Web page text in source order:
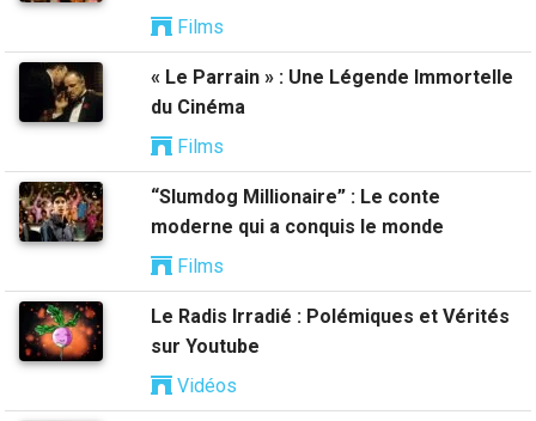
Films
« Le Parrain » : Une Légende Immortelle
du Cinéma
Films
“Slumdog Millionaire” : Le conte
moderne qui a conquis le monde
Films
Le Radis Irradié : Polémiques et Vérités
sur Youtube
Vidéos